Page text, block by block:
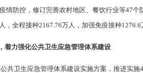
情防控，修订完善农村地区、餐饮行业等47
，全程接种2167.76万人，加强免疫接种
着力强化公共卫生应急管理体系建设
共卫生应急管理体系建设实施方案，推进实